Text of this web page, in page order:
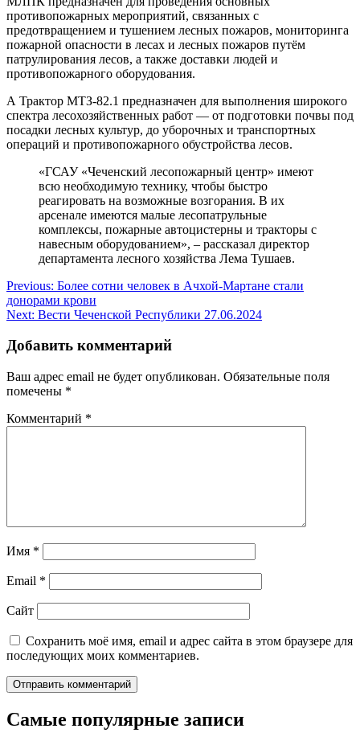
противопожарных мероприятий, связанных с
предотвращением и тушением лесных пожаров, мониторинга
пожарной опасности в лесах и лесных пожаров путём
патрулирования лесов, а также доставки людей и
противопожарного оборудования.
А Трактор МТЗ-82.1 предназначен для выполнения широкого
спектра лесохозяйственных работ — от подготовки почвы под
посадки лесных культур, до уборочных и транспортных
операций и противопожарного обустройства лесов.
«ГСАУ «Чеченский лесопожарный центр» имеют
всю необходимую технику, чтобы быстро
реагировать на возможные возгорания. В их
арсенале имеются малые лесопатрульные
комплексы, пожарные автоцистерны и тракторы с
навесным оборудованием», – рассказал директор
департамента лесного хозяйства Лема Тушаев.
Навигация
по
Previous: Более сотни человек в Ачхой-Мартане стали
донорами крови
Next: Вести Чеченской Республики 27.06.2024
Добавить комментарий
Ваш адрес email не будет опубликован. Обязательные поля
помечены *
Комментарий *
Имя *
Email *
Сайт
Сохранить моё имя, email и адрес сайта в этом браузере для
последующих моих комментариев.
Самые популярные записи